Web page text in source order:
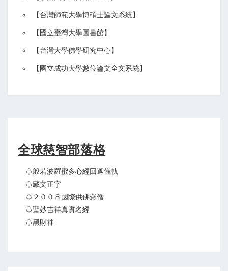
【台灣師範大學博碩士論文系統】
【 國立臺灣大學圖書館】
【台灣大學佛學研究中心】
【 國立成功大學數位論文全文系統】
全球慈智部落格
♤般若波羅蜜多心經回遮儀軌
♤藏文正字
♤２００８國際供佛齋僧
♤聖妙吉祥真實名經
♤黑財神